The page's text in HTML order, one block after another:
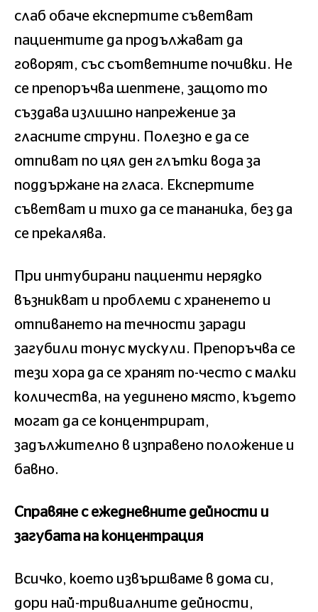
слаб обаче експертите съветват
пациентите да продължават да
говорят, със съответните почивки. Не
се препоръчва шептене, защото то
създава излишно напрежение за
гласните струни. Полезно е да се
отпиват по цял ден глътки вода за
поддържане на гласа. Експертите
съветват и тихо да се тананика, без да
се прекалява.
При интубирани пациенти нерядко
възникват и проблеми с храненето и
отпиването на течности заради
загубили тонус мускули. Препоръчва се
тези хора да се хранят по-често с малки
количества, на уединено място, където
могат да се концентрират,
задължително в изправено положение и
бавно.
Справяне с ежедневните дейности и
загубата на концентрация
Всичко, което извършваме в дома си,
дори най-тривиалните дейности,